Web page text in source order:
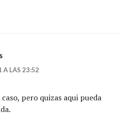
A LAS 23:52
pero quizas aqui pueda